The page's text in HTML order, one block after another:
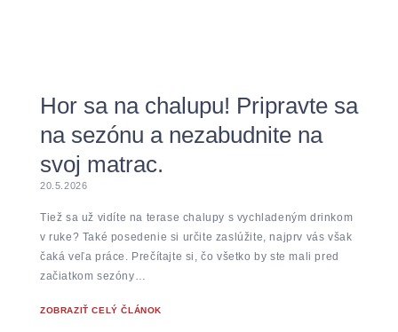
Hor sa na chalupu! Pripravte sa
na sezónu a nezabudnite na
svoj matrac.
20.5.2026
Tiež sa už vidíte na terase chalupy s vychladeným drinkom
v ruke? Také posedenie si určite zaslúžite, najprv vás však
čaká veľa práce. Prečítajte si, čo všetko by ste mali pred
začiatkom sezóny…
ZOBRAZIŤ CELÝ ČLÁNOK